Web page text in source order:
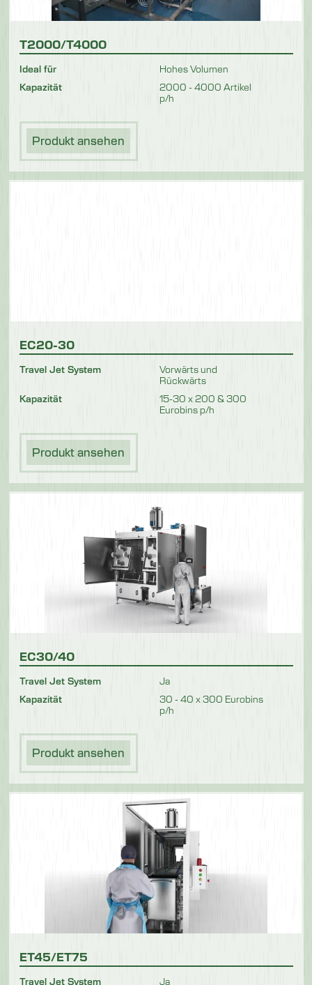
T2000/T4000
Ideal für
Hohes Volumen
Kapazität
2000 - 4000 Artikel
p/h
Produkt ansehen
EC20-30
Travel Jet System
Vorwärts und
Rückwärts
Kapazität
15-30 x 200 & 300
Eurobins p/h
Produkt ansehen
EC30/40
Travel Jet System
Ja
Kapazität
30 - 40 x 300 Eurobins
p/h
Produkt ansehen
ET45/ET75
Travel Jet System Ja